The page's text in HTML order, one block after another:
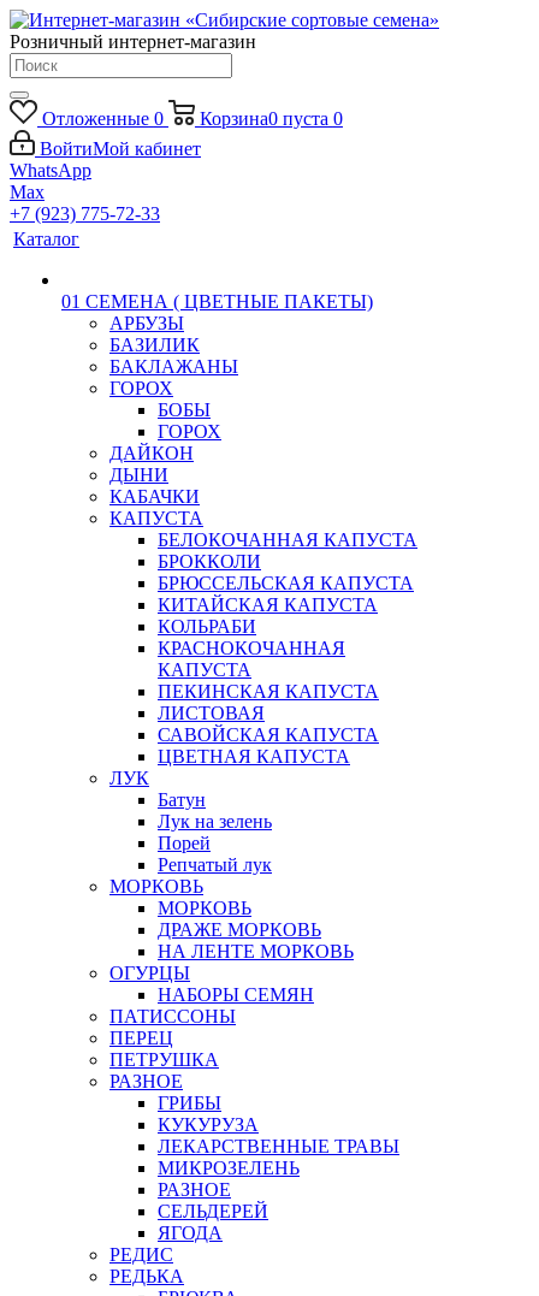
Розничный интернет-магазин
Отложенные 0 Корзина0 пуста 0
ВойтиМой кабинет
WhatsApp
Max
+7 (923) 775-72-33
Каталог
01 СЕМЕНА ( ЦВЕТНЫЕ ПАКЕТЫ)
АРБУЗЫ
БАЗИЛИК
БАКЛАЖАНЫ
ГОРОХ
БОБЫ
ГОРОХ
ДАЙКОН
ДЫНИ
КАБАЧКИ
КАПУСТА
БЕЛОКОЧАННАЯ КАПУСТА
БРОККОЛИ
БРЮССЕЛЬСКАЯ КАПУСТА
КИТАЙСКАЯ КАПУСТА
КОЛЬРАБИ
КРАСНОКОЧАННАЯ
КАПУСТА
ПЕКИНСКАЯ КАПУСТА
ЛИСТОВАЯ
САВОЙСКАЯ КАПУСТА
ЦВЕТНАЯ КАПУСТА
ЛУК
Батун
Лук на зелень
Порей
Репчатый лук
МОРКОВЬ
МОРКОВЬ
ДРАЖЕ МОРКОВЬ
НА ЛЕНТЕ МОРКОВЬ
ОГУРЦЫ
НАБОРЫ СЕМЯН
ПАТИССОНЫ
ПЕРЕЦ
ПЕТРУШКА
РАЗНОЕ
ГРИБЫ
КУКУРУЗА
ЛЕКАРСТВЕННЫЕ ТРАВЫ
МИКРОЗЕЛЕНЬ
РАЗНОЕ
СЕЛЬДЕРЕЙ
ЯГОДА
РЕДИС
РЕДЬКА